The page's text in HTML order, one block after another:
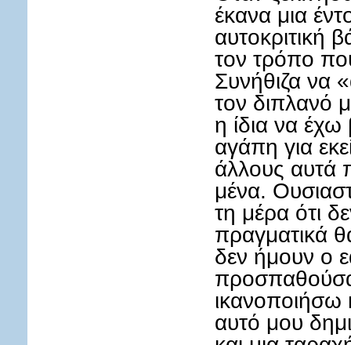
έκανα μια
αυτοκριτική
τον τρόπο
Συνήθιζα να
τον διπλανό
η ίδια να
αγάπη για
άλλους αυτά
μένα.
τη μέρα ότι
πραγματικά
δεν ήμουν ο
προσπαθούσα
ικανοποιήσω
αυτό μου